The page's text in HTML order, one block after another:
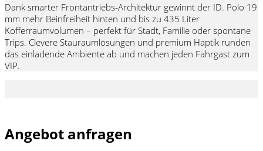
Dank smarter Frontantriebs-Architektur gewinnt der ID. Polo 19
mm mehr Beinfreiheit hinten und bis zu 435 Liter
Kofferraumvolumen – perfekt für Stadt, Familie oder spontane
Trips. Clevere Stauraumlösungen und premium Haptik runden
das einladende Ambiente ab und machen jeden Fahrgast zum
VIP.
Angebot anfragen